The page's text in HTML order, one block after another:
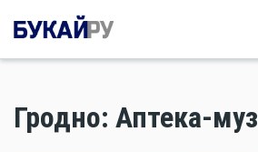
Гродно: Аптека-